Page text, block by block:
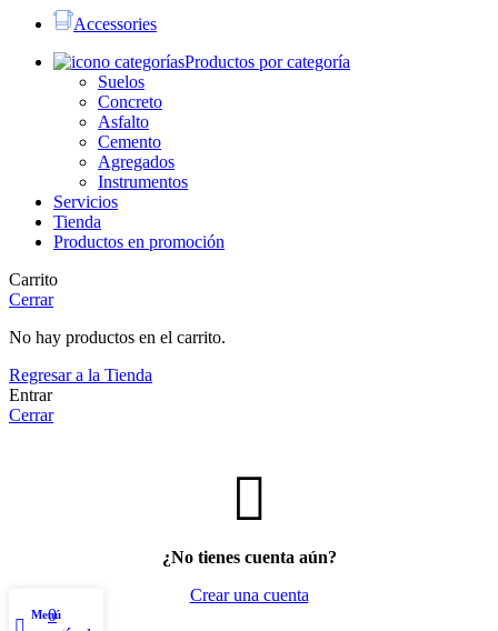
Accessories
Productos por categoría
Suelos
Concreto
Asfalto
Cemento
Agregados
Instrumentos
Servicios
Tienda
Productos en promoción
Carrito
Cerrar
No hay productos en el carrito.
Regresar a la Tienda
Entrar
Cerrar
¿No tienes cuenta aún?
Crear una cuenta
Menú
0